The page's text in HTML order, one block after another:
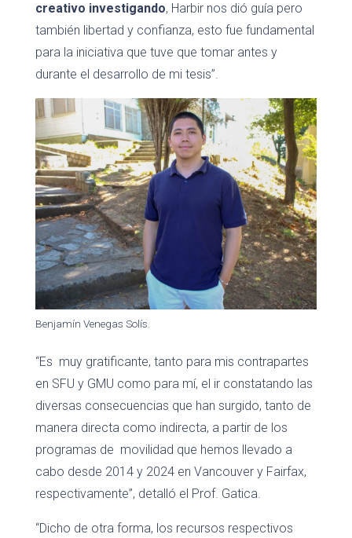
creativo investigando, Harbir nos dió guía pero
también libertad y confianza, esto fue fundamental
para la iniciativa que tuve que tomar antes y
durante el desarrollo de mi tesis”.
Benjamín Venegas Solís.
“Es muy gratificante, tanto para mis contrapartes
en SFU y GMU como para mí, el ir constatando las
diversas consecuencias que han surgido, tanto de
manera directa como indirecta, a partir de los
programas de movilidad que hemos llevado a
cabo desde 2014 y 2024 en Vancouver y Fairfax,
respectivamente”, detalló el Prof. Gatica.
“Dicho de otra forma, los recursos respectivos